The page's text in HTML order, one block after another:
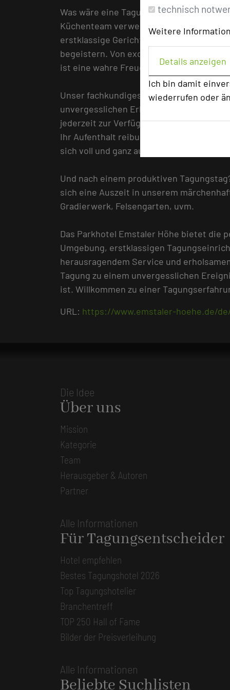
technisch
Weitere
Details anzeigen
Ich bin damit
wiederrufen oder
Was wäre eine Tagung ohne
Küchenteam verwendet nur die
erstklassige Gerichte zuzubereiten, die
begeistern. Von exquisiten Menüs bis
ist eine wahre Freude.
Unser fachkundiges Servicepersonal ist
unvergesslichen Erlebnis zu machen.
jederzeit zur Verfügung, um
Ihr Aufenthalt reibungslos verläuft. Wir
sich voll und ganz auf Ihre Tagung
Und nach einem produktiven
sich eine Auszeit in unserem
Gradierwerk, Felsengarten, uvm.
Das Parkhotel Emstaler Höhe bietet die
Umgebung, erstklassigen
herausragendem Service und
Tagung zu einem unvergesslichen
ist. Willkommen zu einer
URL: https://www.emstaler-hoehe.de/
Die Idee
Über uns
Mission
Kategorie
Team
Herausgeber & Autoren
Partner
Alle Informationen
Für Tagungsentscheider
Hotel empfehlen
Bestes Tagungshotel 2026
Top Tagungshotelier
Branchentreff
TOP 250 Hall of Fame
Bilder der Preisverleihung
Alle Informationen
Beliebte Suchlisten